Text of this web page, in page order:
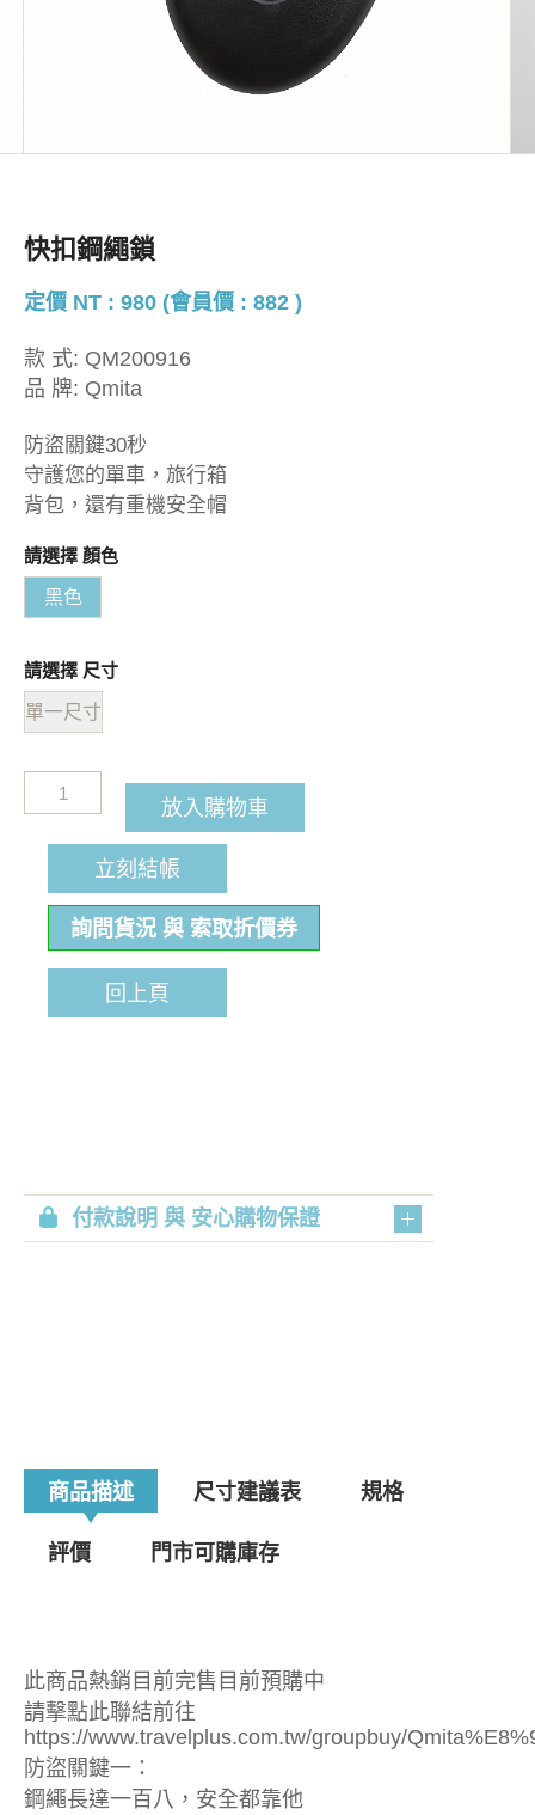
快扣鋼繩鎖
定價 NT : 980 (會員價 : 882 )
款 式: QM200916
品 牌: Qmita
防盜關鍵30秒
守護您的單車，旅行箱
背包，還有重機安全帽
請選擇 顏色
黑色
請選擇 尺寸
單一尺寸
放入購物車
立刻結帳
詢問貨況 與 索取折價券
回上頁
付款說明 與 安心購物保證
商品描述 尺寸建議表 規格
評價 門市可購庫存
此商品熱銷目前完售目前預購中
請擊點此聯結前往
https://www.travelplus.com.tw/groupbuy/
防盜關鍵一：
鋼繩長達一百八，安全都靠他